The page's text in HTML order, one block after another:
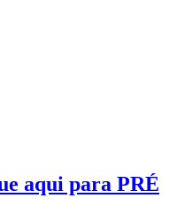
aqui para PRÉ